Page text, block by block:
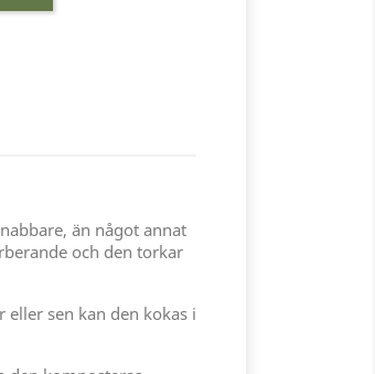
än något annat
och den torkar
eller sen kan den kokas i